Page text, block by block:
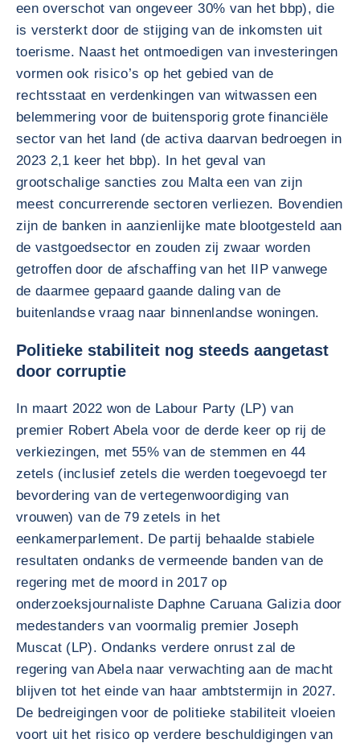
een overschot van ongeveer 30% van het bbp), die
is versterkt door de stijging van de inkomsten uit
toerisme. Naast het ontmoedigen van investeringen
vormen ook risico’s op het gebied van de
rechtsstaat en verdenkingen van witwassen een
belemmering voor de buitensporig grote financiële
sector van het land (de activa daarvan bedroegen in
2023 2,1 keer het bbp). In het geval van
grootschalige sancties zou Malta een van zijn
meest concurrerende sectoren verliezen. Bovendien
zijn de banken in aanzienlijke mate blootgesteld aan
de vastgoedsector en zouden zij zwaar worden
getroffen door de afschaffing van het IIP vanwege
de daarmee gepaard gaande daling van de
buitenlandse vraag naar binnenlandse woningen.
Politieke stabiliteit nog steeds aangetast
door corruptie
In maart 2022 won de Labour Party (LP) van
premier Robert Abela voor de derde keer op rij de
verkiezingen, met 55% van de stemmen en 44
zetels (inclusief zetels die werden toegevoegd ter
bevordering van de vertegenwoordiging van
vrouwen) van de 79 zetels in het
eenkamerparlement. De partij behaalde stabiele
resultaten ondanks de vermeende banden van de
regering met de moord in 2017 op
onderzoeksjournaliste Daphne Caruana Galizia door
medestanders van voormalig premier Joseph
Muscat (LP). Ondanks verdere onrust zal de
regering van Abela naar verwachting aan de macht
blijven tot het einde van haar ambtstermijn in 2027.
De bedreigingen voor de politieke stabiliteit vloeien
voort uit het risico op verdere beschuldigingen van